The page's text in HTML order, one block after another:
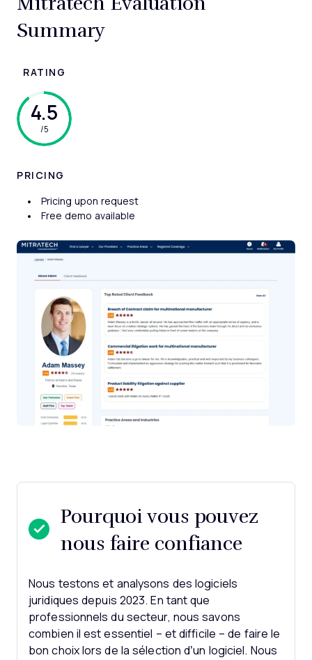
Summary
RATING
4.5
/5
PRICING
Pricing upon request
Free demo available
Pourquoi vous pouvez
nous faire confiance
Nous testons et analysons des logiciels
juridiques depuis 2023. En tant que
professionnels du secteur, nous savons
combien il est essentiel – et difficile – de faire le
bon choix lors de la sélection d’un logiciel. Nous